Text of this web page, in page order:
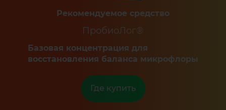
Рекомендуемое средство
ПробиоЛог®
Базовая концентрация для
восстановления баланса микрофлоры
Где купить